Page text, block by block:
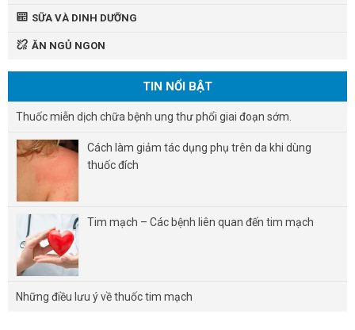
SỮA VÀ DINH DƯỠNG
ĂN NGỦ NGON
TIN NỔI BẬT
Thuốc miễn dịch chữa bệnh ung thư phổi giai đoạn sớm.
Cách làm giảm tác dụng phụ trên da khi dùng
thuốc đích
Tim mạch – Các bệnh liên quan đến tim mạch
Những điều lưu ý về thuốc tim mạch